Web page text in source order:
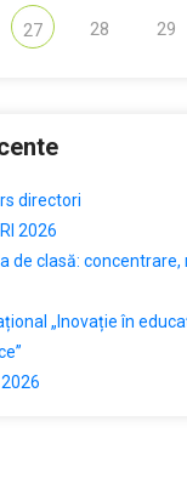
27 28 29
directori
2026
de clasă: concentrare,
„Inovație în